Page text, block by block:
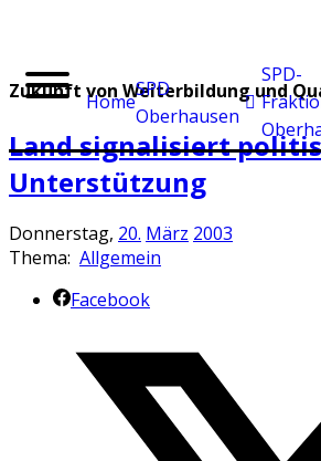
Home
SPD
Oberhausen
SPD-
Zukunft von Weiterbildung und
Land signalisiert
Unterstützung
Donnerstag, 20. März 2003
Thema: Allgemein
Facebook